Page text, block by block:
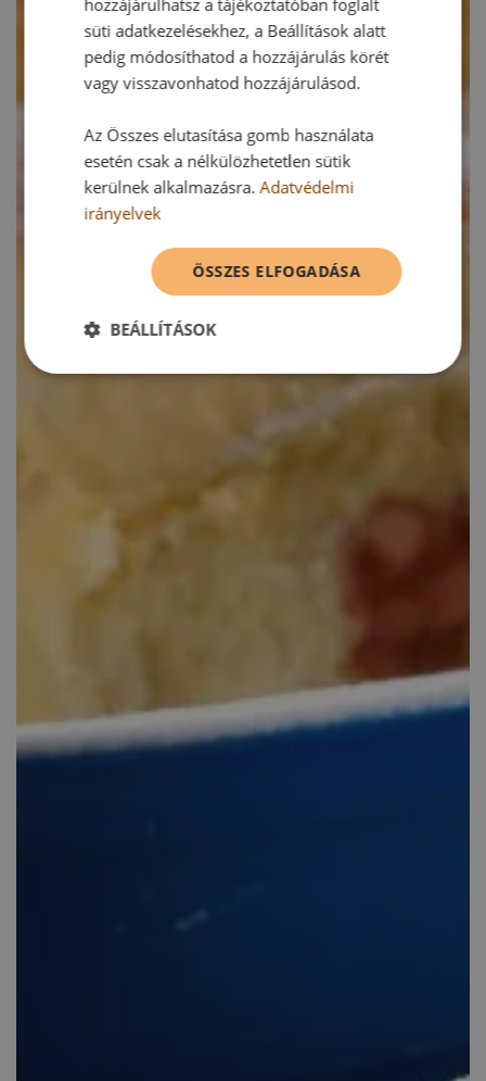
süti adatkezelésekhez, a Beállítások alatt
pedig módosíthatod a hozzájárulás körét
vagy visszavonhatod hozzájárulásod.
Az Összes elutasítása gomb használata
esetén csak a nélkülözhetetlen sütik
kerülnek alkalmazásra.Adatvédelmi
irányelvek
ÖSSZES ELFOGADÁSA
BEÁLLÍTÁSOK